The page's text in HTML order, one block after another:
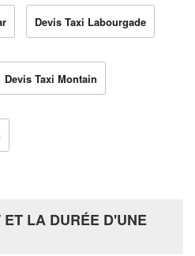
Devis Taxi Labourgade
Devis Taxi Montain
LA DURÉE D'UNE